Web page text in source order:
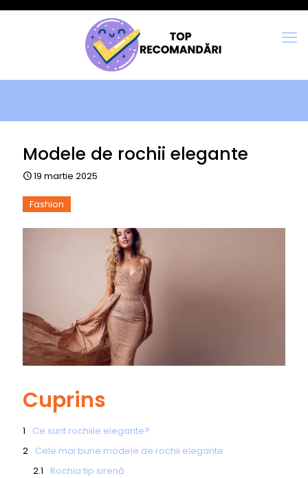
Modele de rochii elegante
19 martie 2025
Fashion
Cuprins
Ce sunt rochiile elegante?
Cele mai bune modele de rochii elegante
Rochia tip sirenă